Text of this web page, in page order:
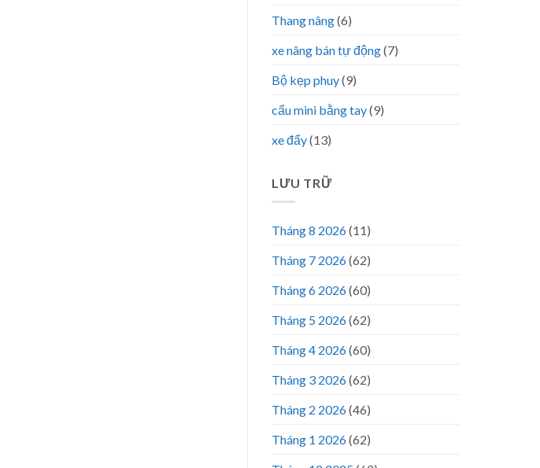
Thang nâng(6)
xe nâng bán tự động(7)
Bộ kẹp phuy(9)
cẩu mini bằng tay(9)
xe đẩy(13)
LƯU TRỮ
Tháng 8 2026(11)
Tháng 7 2026(62)
Tháng 6 2026(60)
Tháng 5 2026(62)
Tháng 4 2026(60)
Tháng 3 2026(62)
Tháng 2 2026(46)
Tháng 1 2026(62)